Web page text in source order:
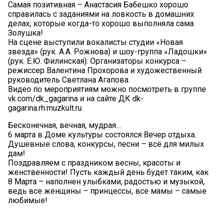
Самая позитивная – Анастасия Бабешко хорошо
справилась с заданиями на ловкость в домашних
делах, которые когда-то хорошо выполняла сама
Золушка!
На сцене выступили вокалисты студии «Новая
звезда» (рук. А.А. Рожнова) и шоу-группа «Ладошки»
(рук. Е.Ю. Филинская). Организаторы конкурса –
режиссер Валентина Прохорова и художественный
руководитель Светлана Агапова.
Видео по мероприятиям можно посмотреть в группе
vk.com/dk_gagarina и на сайте ДК dk-
gagarina.rh.muzkult.ru
Бесконечная, вечная, мудрая…
6 марта в Доме культуры состоялся Вечер отдыха.
Душевные слова, конкурсы, песни – всё для милых
дам!
Поздравляем с праздником весны, красоты и
женственности! Пусть каждый день будет таким, как
8 Марта – наполнен улыбками, радостью и музыкой,
ведь все женщины – принцессы, все мамы – самые
любимые!